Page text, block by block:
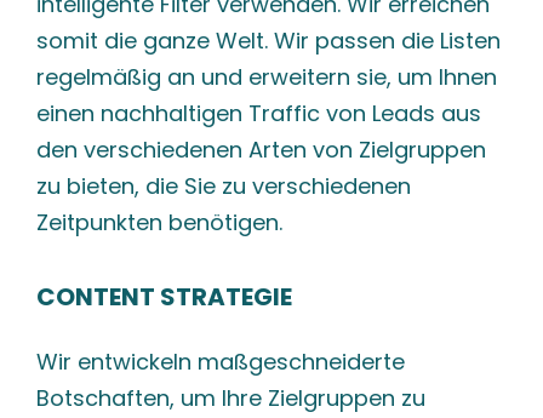
somit die ganze Welt. Wir passen die Listen
regelmäßig an und erweitern sie, um Ihnen
einen nachhaltigen Traffic von Leads aus
den verschiedenen Arten von Zielgruppen
zu bieten, die Sie zu verschiedenen
Zeitpunkten benötigen.
CONTENT STRATEGIE
Wir entwickeln maßgeschneiderte
Botschaften, um Ihre Zielgruppen zu